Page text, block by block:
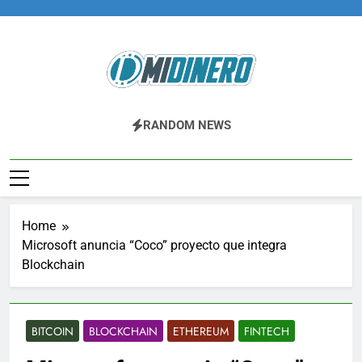
Midinero.co
Fintech, Criptomonedas
RANDOM NEWS
Home
Microsoft anuncia “Coco” proyecto que integra
Blockchain
BITCOIN BLOCKCHAIN ETHEREUM FINTECH